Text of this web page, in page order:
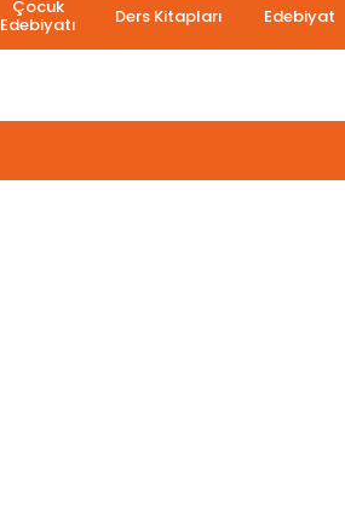
Çocuk
Edebiyatı Ders Kitapları Edebiyat